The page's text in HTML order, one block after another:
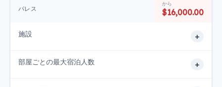
パレス
から
$16,000.00
施設 +
部屋ごとの最大宿泊人数 +